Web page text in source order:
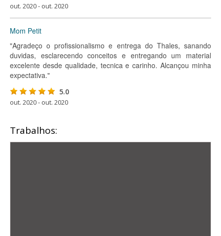
out. 2020 - out. 2020
Mom Petit
"Agradeço o profissionalismo e entrega do Thales, sanando
duvidas, esclarecendo conceitos e entregando um material
excelente desde qualidade, tecnica e carinho. Alcançou minha
expectativa."
5.0
out. 2020 - out. 2020
Trabalhos: